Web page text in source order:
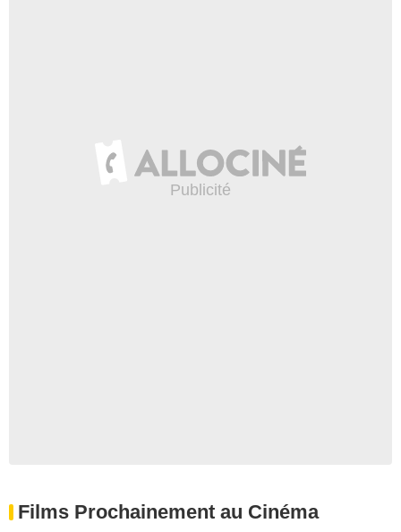
Films Prochainement au Cinéma